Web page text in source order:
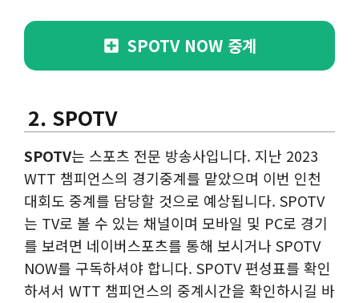
SPOTV NOW 중계
2. SPOTV
SPOTV는 스포츠 전문 방송사입니다. 지난 2023
WTT 챔피언스의 경기중계를 맡았으며 이번 인천
대회도 중계를 담당할 것으로 예상됩니다. SPOTV
는 TV로 볼 수 있는 채널이며 모바일 및 PC로 경기
를 보려면 네이버스포츠를 통해 보시거나 SPOTV
NOW를 구독하셔야 합니다. SPOTV 편성표를 확인
하셔서 WTT 챔피언스의 중계시간을 확인하시길 바